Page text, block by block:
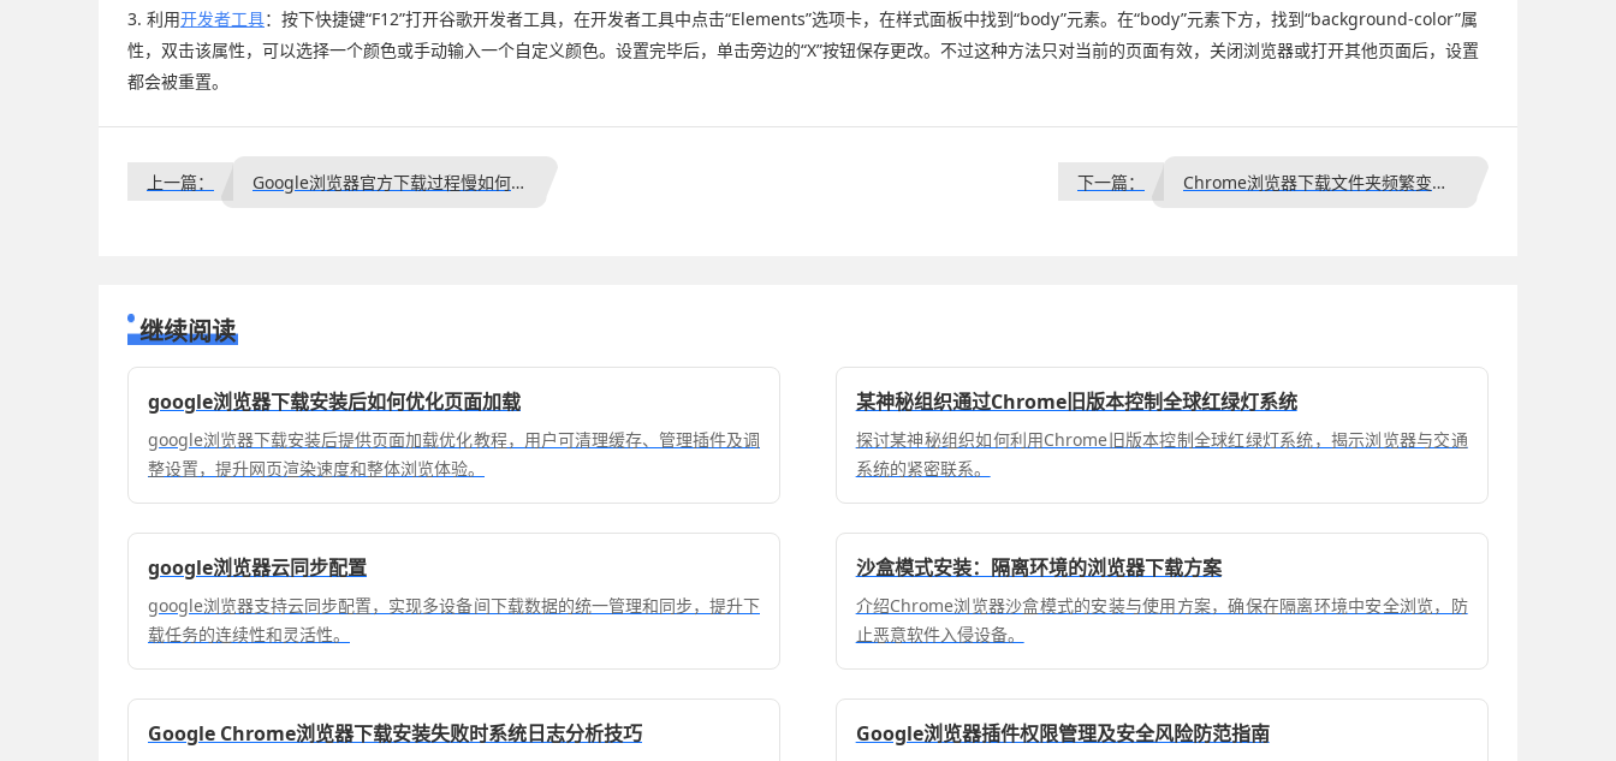
3. 利用开发者工具：按下快捷键“F12”打开谷歌开发者工具，在开发者工具中点击“Elements”选项卡，在样式面板中找到“body”元素。在“body”元素下方，找到“background-color”属
性，双击该属性，可以选择一个颜色或手动输入一个自定义颜色。设置完毕后，单击旁边的“X”按钮保存更改。不过这种方法只对当前的页面有效，关闭浏览器或打开其他页面后，设置
都会被重置。
上一篇： Google浏览器官方下载过程慢如何加速 下一篇： Chrome浏览器下载文件夹频繁变动的原因
继续阅读
google浏览器下载安装后如何优化页面加载
google浏览器下载安装后提供页面加载优化教程，用户可清理缓存、管理插件及调
整设置，提升网页渲染速度和整体浏览体验。
某神秘组织通过Chrome旧版本控制全球红绿灯系统
探讨某神秘组织如何利用Chrome旧版本控制全球红绿灯系统，揭示浏览器与交通
系统的紧密联系。
google浏览器云同步配置
google浏览器支持云同步配置，实现多设备间下载数据的统一管理和同步，提升下
载任务的连续性和灵活性。
沙盒模式安装：隔离环境的浏览器下载方案
介绍Chrome浏览器沙盒模式的安装与使用方案，确保在隔离环境中安全浏览，防
止恶意软件入侵设备。
Google Chrome浏览器下载安装失败时系统日志分析技巧 Google浏览器插件权限管理及安全风险防范指南